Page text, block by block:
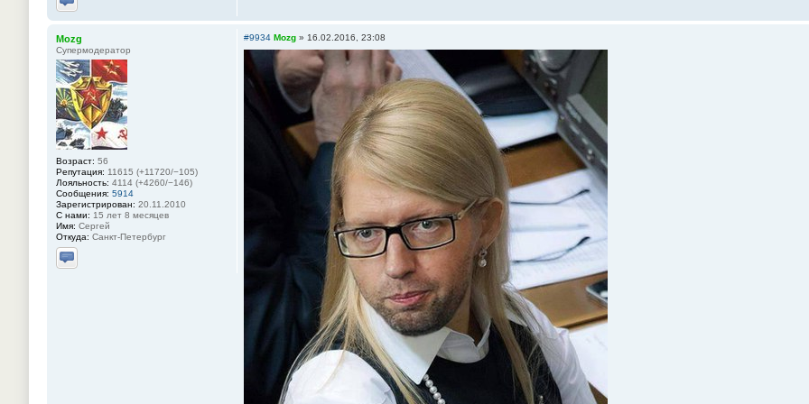
Отправить личное сообщение
Mozg
Супермодератор
Возраст: 56
Репутация: 11615 (+11720/−105)
Лояльность: 4114 (+4260/−146)
Сообщения: 5914
Зарегистрирован: 20.11.2010
С нами: 15 лет 8 месяцев
Имя: Сергей
Откуда: Санкт-Петербург
Отправить личное сообщение
#9934 Mozg » 16.02.2016, 23:08